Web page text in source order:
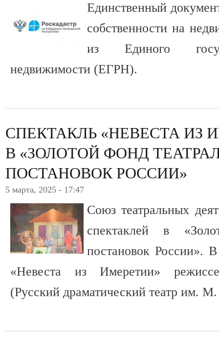
Единственный
собственности на
из Единого
недвижимости (ЕГРН).
СПЕКТАКЛЬ «НЕВЕСТА ИЗ
В «ЗОЛОТОЙ ФОНД
ПОСТАНОВОК РОССИИ»
5 марта, 2025 - 17:47
Союз театральных
спектаклей в
постановок России».
«Невеста из Имеретии»
(Русский драматический театр им.